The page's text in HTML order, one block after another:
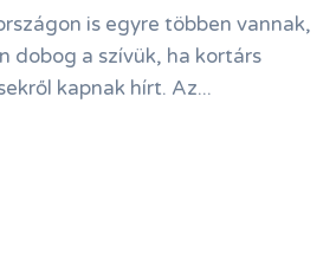
is egyre többen vannak,
dobog a szívük, ha kortárs
kapnak hírt. Az...